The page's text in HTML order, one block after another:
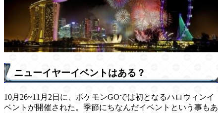
ニューイヤーイベントはある？
10月26~11月2日に、ポケモンGOでは初となるハロウィンイ
ベントが開催された。季節にちなんだイベントという事もあ